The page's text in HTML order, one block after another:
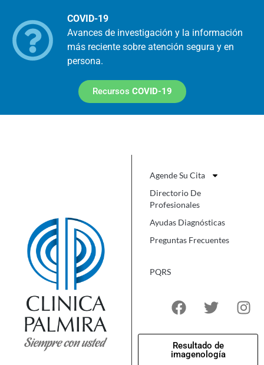
COVID-19
Avances de investigación y la información
más reciente sobre atención segura y en
persona.
Recursos COVID-19
Agende Su Cita
Directorio De
Profesionales
Ayudas Diagnósticas
Preguntas Frecuentes
PQRS
Resultado de
imagenología